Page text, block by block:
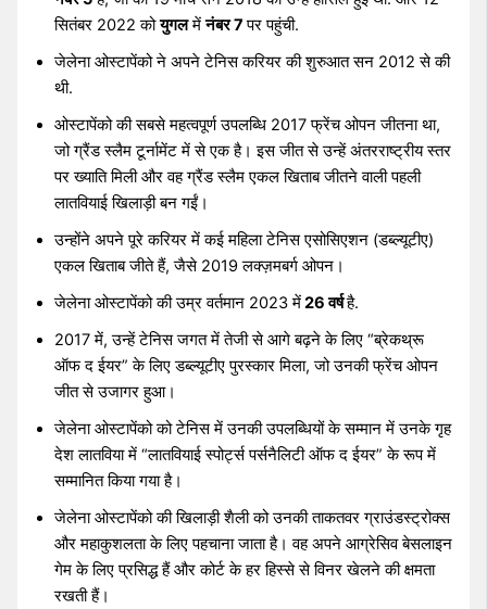
सितंबर 2022 कोयुगलमेंनंबर 7पर पहुंची.
जेलेना ओस्टापेंको ने अपने टेनिस करियर की शुरुआत सन 2012 से की
थी.
ओस्टापेंको की सबसे महत्वपूर्ण उपलब्धि 2017 फ्रेंच ओपन जीतना था,
जो ग्रैंड स्लैम टूर्नामेंट में से एक है। इस जीत से उन्हें अंतरराष्ट्रीय स्तर
पर ख्याति मिली और वह ग्रैंड स्लैम एकल खिताब जीतने वाली पहली
लातवियाई खिलाड़ी बन गईं।
उन्होंने अपने पूरे करियर में कई महिला टेनिस एसोसिएशन (डब्ल्यूटीए)
एकल खिताब जीते हैं, जैसे 2019 लक्ज़मबर्ग ओपन।
जेलेना ओस्टापेंको की उम्र वर्तमान 2023 में26 वर्षहै.
2017 में, उन्हें टेनिस जगत में तेजी से आगे बढ़ने के लिए “ब्रेकथ्रू
ऑफ द ईयर” के लिए डब्ल्यूटीए पुरस्कार मिला, जो उनकी फ्रेंच ओपन
जीत से उजागर हुआ।
जेलेना ओस्टापेंको को टेनिस में उनकी उपलब्धियों के सम्मान में उनके गृह
देश लातविया में “लातवियाई स्पोर्ट्स पर्सनैलिटी ऑफ द ईयर” के रूप में
सम्मानित किया गया है।
जेलेना ओस्टापेंको की खिलाड़ी शैली को उनकी ताकतवर ग्राउंडस्ट्रोक्स
और महाकुशलता के लिए पहचाना जाता है। वह अपने आग्रेसिव बेसलाइन
गेम के लिए प्रसिद्ध हैं और कोर्ट के हर हिस्से से विनर खेलने की क्षमता
रखती हैं।